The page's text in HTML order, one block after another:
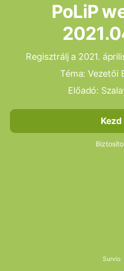
PoLiP
Regisztrálj a 2021.
Téma: Vezetői
Előadó:
Kezd
Survio